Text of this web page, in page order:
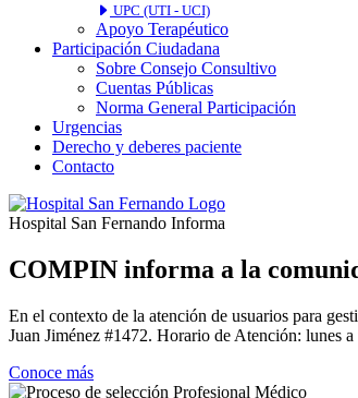
UPC (UTI - UCI)
Apoyo Terapéutico
Participación Ciudadana
Sobre Consejo Consultivo
Cuentas Públicas
Norma General Participación
Urgencias
Derecho y deberes paciente
Contacto
Hospital San Fernando Informa
COMPIN informa a la
En el contexto de la atención de usuarios para
Juan Jiménez #1472. Horario de Atención: lunes
Conoce más